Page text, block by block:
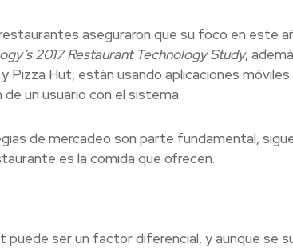
aseguraron que su foco en este
2017 Restaurant Technology Study,
Pizza Hut, están usando aplicaciones
un usuario con el sistema.
de mercadeo son parte fundamental,
es la comida que ofrecen.
ser un factor diferencial, y aunque se